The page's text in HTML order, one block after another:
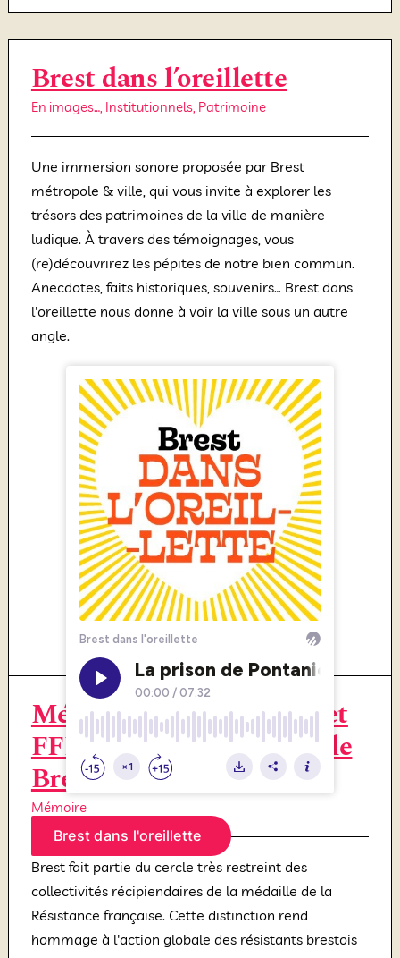
Brest dans l’oreillette
En images…, Institutionnels, Patrimoine
Une immersion sonore proposée par Brest
métropole & ville, qui vous invite à explorer les
trésors des patrimoines de la ville de manière
ludique. À travers des témoignages, vous
(re)découvrirez les pépites de notre bien commun.
Anecdotes, faits historiques, souvenirs… Brest dans
l'oreillette nous donne à voir la ville sous un autre
angle.
Brest dans l'oreillette
Mémoire des Résistants et
FFI de l’arrondissement de
Brest
Mémoire
Brest fait partie du cercle très restreint des
collectivités récipiendaires de la médaille de la
Résistance française. Cette distinction rend
hommage à l'action globale des résistants brestois